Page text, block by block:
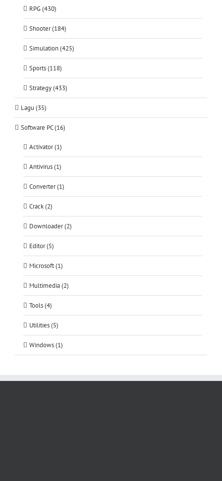
RPG (430)
Shooter (184)
Simulation (425)
Sports (118)
Strategy (433)
Lagu (35)
Software PC (16)
Activator (1)
Antivirus (1)
Converter (1)
Crack (2)
Downloader (2)
Editor (5)
Microsoft (1)
Multimedia (2)
Tools (4)
Utilities (5)
Windows (1)